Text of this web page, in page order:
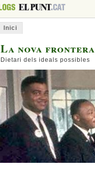
Inici
La nova frontera
Dietari dels ideals possibles